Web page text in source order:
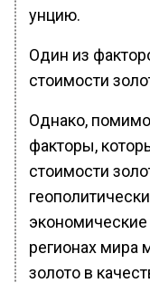
унцию.
Один из
стоимости
Однако,
факторы,
стоимости
регионах мира
золото в